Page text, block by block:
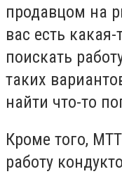
продавцом на
вас есть
поискать
таких
найти что-то
Кроме того,
работу